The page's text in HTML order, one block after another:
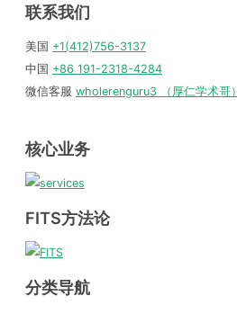
联系我们
美国 +1(412)756-3137
中国 +86 191-2318-4284
微信客服 wholerenguru3 （厚仁学术哥）
核心业务
FITS方法论
分类导航